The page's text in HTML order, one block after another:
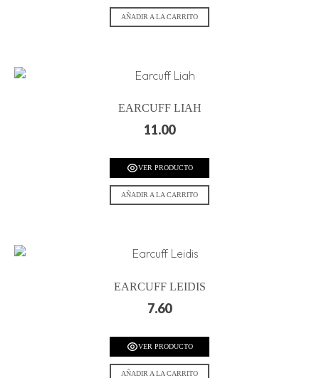
AÑADIR A LA CARRITO
EARCUFF LIAH
11.00
VER PRODUCTO
AÑADIR A LA CARRITO
EARCUFF LEIDIS
7.60
VER PRODUCTO
AÑADIR A LA CARRITO